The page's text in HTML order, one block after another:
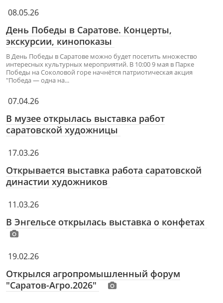
08.05.26
День Победы в Саратове. Концерты,
экскурсии, кинопоказы
В День Победы в Саратове можно будет посетить множество
интересных культурных мероприятий. В 10:00 9 мая в Парке
Победы на Соколовой горе начнётся патриотическая акция
"Победа — одна на...
07.04.26
В музее открылась выставка работ
саратовской художницы
17.03.26
Открывается выставка работа саратовской
династии художников
11.03.26
В Энгельсе открылась выставка о конфетах
19.02.26
Открылся агропромышленный форум
"Саратов-Агро.2026"